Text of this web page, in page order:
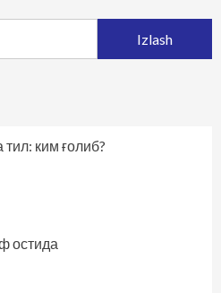
ким ғолиб?
остида